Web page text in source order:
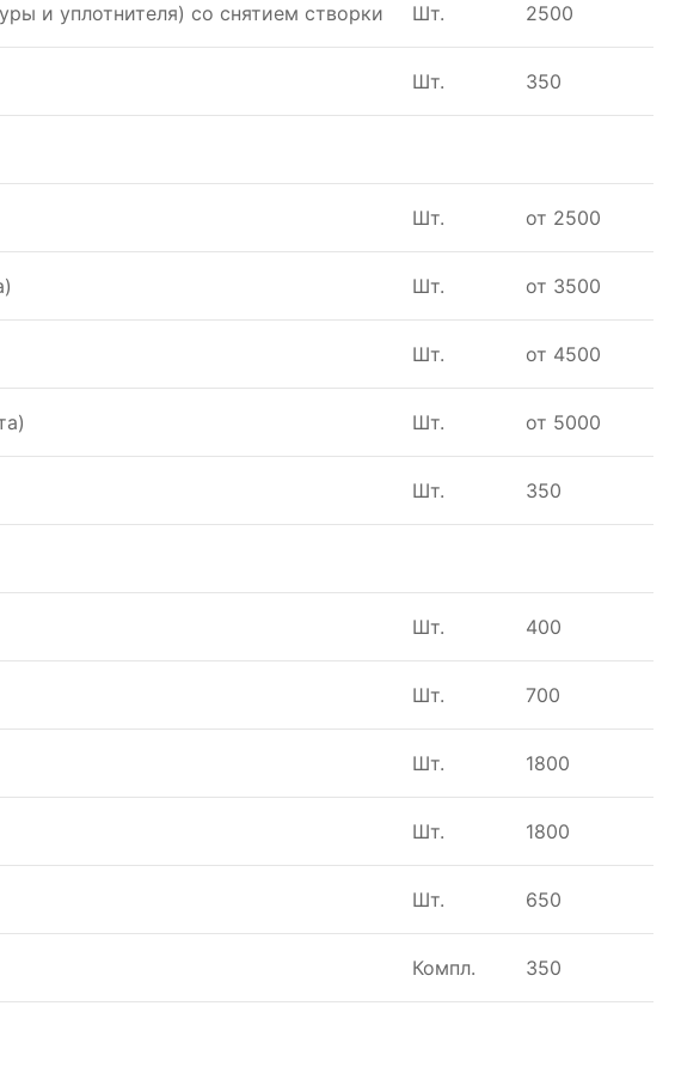
и уплотнителя) со снятием створки Шт. 2500
Шт. 350
Шт. от 2500
Шт. от 3500
Шт. от 4500
Шт. от 5000
Шт. 350
Шт. 400
Шт. 700
Шт. 1800
Шт. 1800
Шт. 650
Компл. 350